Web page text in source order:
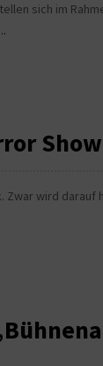
sich im
Zwar wird darauf